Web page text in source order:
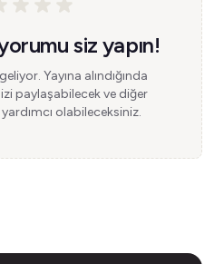
siz yapın!
Yayına alındığında
paylaşabilecek ve diğer
olabileceksiniz.